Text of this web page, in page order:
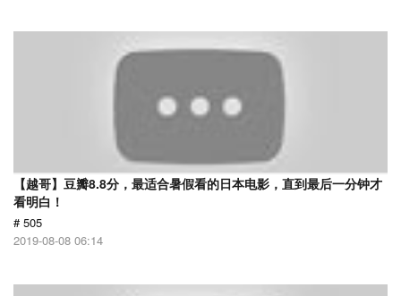
【越哥】豆瓣8.8分，最适合暑假看的日本电影，直到最后一分钟才
看明白！
# 505
2019-08-08 06:14